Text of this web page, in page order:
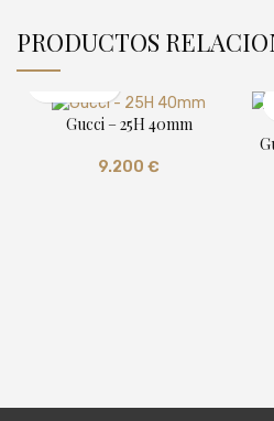
PRODUCTOS
Gucci – 25H 40mm
9.200 €